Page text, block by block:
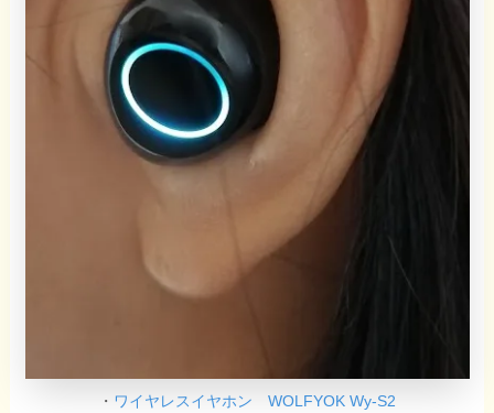
・ ワイヤレスイヤホン WOLFYOK Wy-S2